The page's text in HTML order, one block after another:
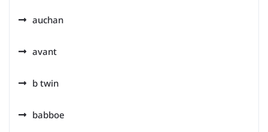
auchan
avant
b twin
babboe